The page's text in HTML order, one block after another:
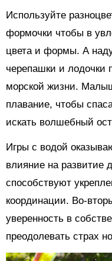
Используйте
формочки чтобы в
цвета и формы. А
черепашки и лодочки
морской жизни.
плавание, чтобы
искать волшебный
Игры с водой
влияние на развитие
способствуют
координации. Во-
уверенность в
преодолевать страх